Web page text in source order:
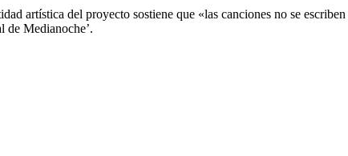
artística del proyecto sostiene que «las canciones no se
de Medianoche’.